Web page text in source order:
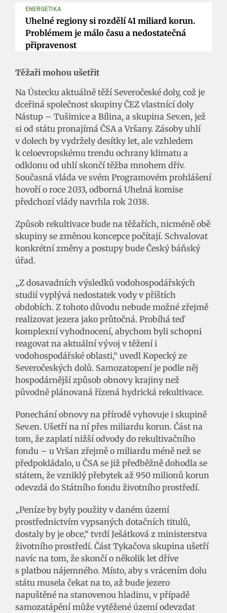
ENERGETIKA
Uhelné regiony si rozdělí 41 miliard korun.
Problémem je málo času a nedostatečná
připravenost
Těžaři mohou ušetřit
Na Ústecku aktuálně těží Severočeské doly, což je
dceřiná společnost skupiny ČEZ vlastnící doly
Nástup – Tušimice a Bílina, a skupina Sev.en, jež
si od státu pronajímá ČSA a Vršany. Zásoby uhlí
v dolech by vydržely desítky let, ale vzhledem
k celoevropskému trendu ochrany klimatu a
odklonu od uhlí skončí těžba mnohem dřív.
Současná vláda ve svém Programovém prohlášení
hovoří o roce 2033, odborná Uhelná komise
předchozí vlády navrhla rok 2038.
Způsob rekultivace bude na těžařích, nicméně obě
skupiny se změnou koncepce počítají. Schvalovat
konkrétní změny a postupy bude Český báňský
úřad.
„Z dosavadních výsledků vodohospodářských
studií vyplývá nedostatek vody v příštích
obdobích. Z tohoto důvodu nebude možné zřejmě
realizovat jezera jako průtočná. Probíhá teď
komplexní vyhodnocení, abychom byli schopni
reagovat na aktuální vývoj v těžení i
vodohospodářské oblasti,“ uvedl Kopecký ze
Severočeských dolů. Samozatopení je podle něj
hospodárnější způsob obnovy krajiny než
původně plánovaná řízená hydrická rekultivace.
Ponechání obnovy na přírodě vyhovuje i skupině
Sev.en. Ušetří na ní přes miliardu korun. Část na
tom, že zaplatí nižší odvody do rekultivačního
fondu – u Vršan zřejmě o miliardu méně než se
předpokládalo, u ČSA se již předběžně dohodla se
státem, že vzniklý přebytek až 950 milionů korun
odevzdá do Státního fondu životního prostředí.
„Peníze by byly použity v daném území
prostřednictvím vypsaných dotačních titulů,
dostaly by je obce,“ tvrdí Ješátková z ministerstva
životního prostředí. Část Tykačova skupina ušetří
navíc na tom, že skončí o několik let dříve
s platbou nájemného. Místo, aby s vrácením dolu
státu musela čekat na to, až bude jezero
napuštěné na stanovenou hladinu, v případě
samozatápění může vytěžené území odevzdat